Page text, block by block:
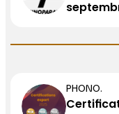
PHONO.